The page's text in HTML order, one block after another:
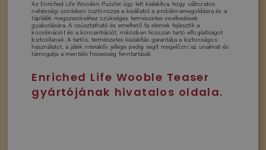
Az Enriched Life Wooden Puzzler úgy lett kialakítva, hogy változatos
nehézségi szinteken ösztönözze a kisállatot a problémamegoldásra és a
táplálék megszerzéséhez szükséges természetes viselkedések
gyakorlására. A csúsztatható és emelhető fa elemek fejlesztik a
koordinációt és a koncentrációt, miközben hosszan tartó elfoglaltságot
biztosítanak. A tartós, természetes kialakítás garantálja a biztonságos
használatot, a játék interaktív jellege pedig segít megelőzni az unalmat és
támogatja a mentális frissesség fenntartását.
Enriched Life Wooble Teaser
gyártójának hivatalos oldala.